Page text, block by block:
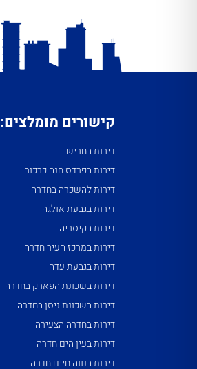
קישורים מומלצים:
דירות בחריש
דירות בפרדס חנה כרכור
דירות להשכרה בחדרה
דירות בגבעת אולגה
דירות בקיסריה
דירות במרכז העיר חדרה
דירות בגבעת עדה
דירות בשכונת הפארק בחדרה
דירות בשכונת ניסן בחדרה
דירות בחדרה הצעירה
דירות בעין הים חדרה
דירות בנווה חיים חדרה